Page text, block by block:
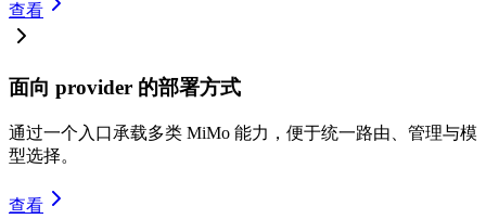
查看
面向 provider 的部署方式
通过一个入口承载多类 MiMo 能力，便于统一路由、管理与模
型选择。
查看